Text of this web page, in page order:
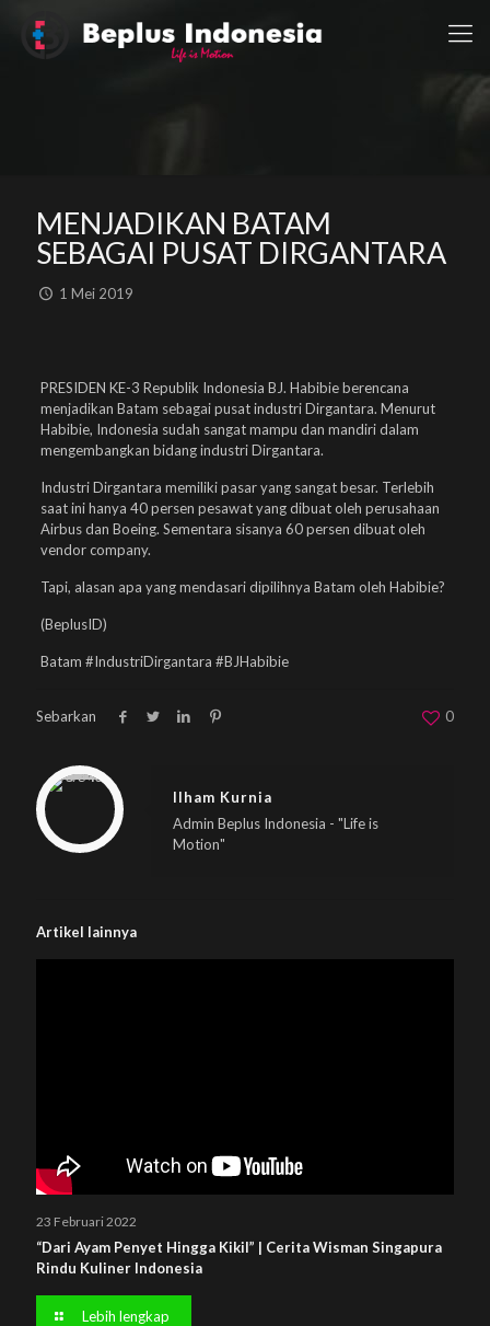
MENJADIKAN BATAM
SEBAGAI PUSAT DIRGANTARA
1 Mei 2019
PRESIDEN KE-3 Republik Indonesia BJ. Habibie berencana
menjadikan Batam sebagai pusat industri Dirgantara. Menurut
Habibie, Indonesia sudah sangat mampu dan mandiri dalam
mengembangkan bidang industri Dirgantara.
Industri Dirgantara memiliki pasar yang sangat besar. Terlebih
saat ini hanya 40 persen pesawat yang dibuat oleh perusahaan
Airbus dan Boeing. Sementara sisanya 60 persen dibuat oleh
vendor company.
Tapi, alasan apa yang mendasari dipilihnya Batam oleh Habibie?
(BeplusID)
Batam #IndustriDirgantara #BJHabibie
Sebarkan 0
Warning
: Trying to access array offset on null in
/home/u833233641/domains/beplus.id/public_html/wp-content/themes/betheme/includes/content-single.php
on line
286
Ilham Kurnia
Admin Beplus Indonesia - "Life is
Motion"
Artikel lainnya
23 Februari 2022
“Dari Ayam Penyet Hingga Kikil” | Cerita Wisman Singapura
Rindu Kuliner Indonesia
Lebih lengkap